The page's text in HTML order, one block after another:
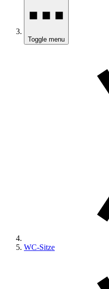
Toggle menu
WC-Sitze